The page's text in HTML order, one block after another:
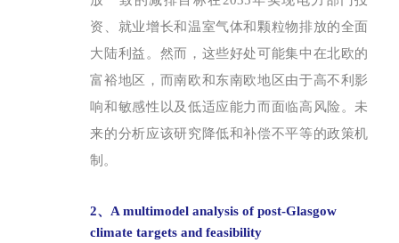
资、就业增长和温室气体和颗粒物排放的全面
大陆利益。然而，这些好处可能集中在北欧的
富裕地区，而南欧和东南欧地区由于高不利影
响和敏感性以及低适应能力而面临高风险。未
来的分析应该研究降低和补偿不平等的政策机
制。
2、A multimodel analysis of post-Glasgow
climate targets and feasibility